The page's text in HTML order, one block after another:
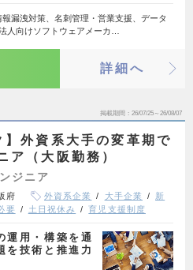
漏洩対策、名刺管理・営業支援、データ
人向けソフトウェアメーカ…
詳細へ
掲載期間 26/07/25～26/08/07
】外資系大手の変革期で
ア（大阪勤務）
ジニア
府 外資系企業 大手企業
新
要 土日祝休み 育児支援制度
運用・構築を通
を技術と推進力